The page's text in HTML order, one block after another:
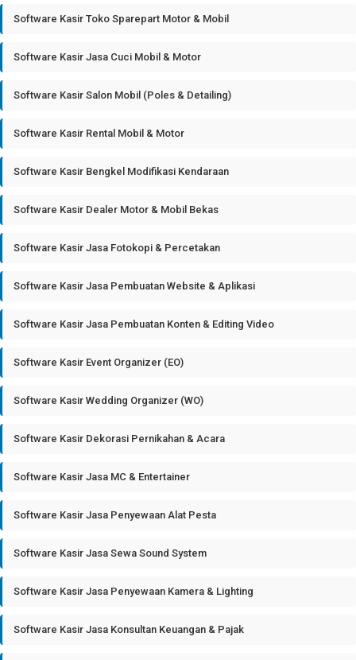
Software Kasir Toko Sparepart Motor & Mobil
Software Kasir Jasa Cuci Mobil & Motor
Software Kasir Salon Mobil (Poles & Detailing)
Software Kasir Rental Mobil & Motor
Software Kasir Bengkel Modifikasi Kendaraan
Software Kasir Dealer Motor & Mobil Bekas
Software Kasir Jasa Fotokopi & Percetakan
Software Kasir Jasa Pembuatan Website & Aplikasi
Software Kasir Jasa Pembuatan Konten & Editing Video
Software Kasir Event Organizer (EO)
Software Kasir Wedding Organizer (WO)
Software Kasir Dekorasi Pernikahan & Acara
Software Kasir Jasa MC & Entertainer
Software Kasir Jasa Penyewaan Alat Pesta
Software Kasir Jasa Sewa Sound System
Software Kasir Jasa Penyewaan Kamera & Lighting
Software Kasir Jasa Konsultan Keuangan & Pajak